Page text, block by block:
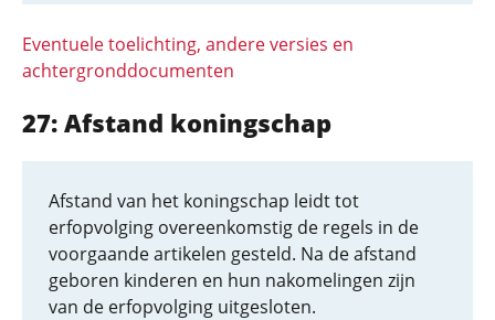
Eventuele toelichting, andere versies en
achtergronddocumenten
27: Afstand koningschap
Afstand van het koningschap leidt tot
erfopvolging overeenkomstig de regels in de
voorgaande artikelen gesteld. Na de afstand
geboren kinderen en hun nakomelingen zijn
van de erfopvolging uitgesloten.